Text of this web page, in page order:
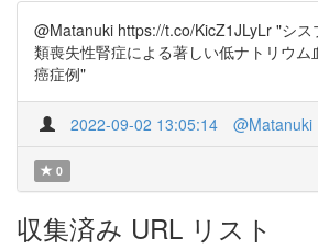
@Matanuki https://t.co/KicZ1JLyLr "シス
類喪失性腎症による著しい低ナトリウ
癌症例"
2022-09-02 13:05:14 @Matanuki
0
収集済み URL リスト